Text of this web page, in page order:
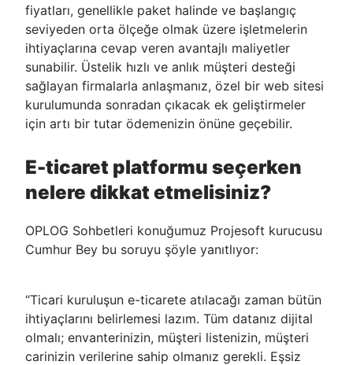
fiyatları, genellikle paket halinde ve başlangıç
seviyeden orta ölçeğe olmak üzere işletmelerin
ihtiyaçlarına cevap veren avantajlı maliyetler
sunabilir. Üstelik hızlı ve anlık müşteri desteği
sağlayan firmalarla anlaşmanız, özel bir web sitesi
kurulumunda sonradan çıkacak ek geliştirmeler
için artı bir tutar ödemenizin önüne geçebilir.
E-ticaret platformu seçerken
nelere dikkat etmelisiniz?
OPLOG Sohbetleri konuğumuz Projesoft kurucusu
Cumhur Bey bu soruyu şöyle yanıtlıyor:
“Ticari kuruluşun e-ticarete atılacağı zaman bütün
ihtiyaçlarını belirlemesi lazım. Tüm datanız dijital
olmalı; envanterinizin, müşteri listenizin, müşteri
carinizin verilerine sahip olmanız gerekli. Eşsiz